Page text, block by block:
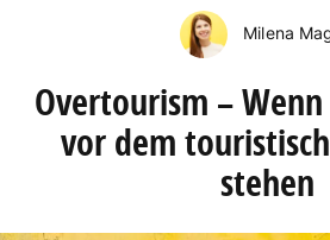
Milena
Overtourism –
vor dem
stehen